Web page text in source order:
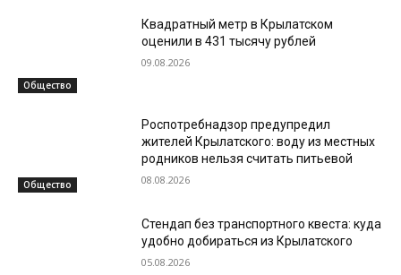
Общество
Квадратный метр в Крылатском
оценили в 431 тысячу рублей
09.08.2026
Общество
Роспотребнадзор предупредил
жителей Крылатского: воду из местных
родников нельзя считать питьевой
08.08.2026
Стендап без транспортного квеста: куда
удобно добираться из Крылатского
05.08.2026